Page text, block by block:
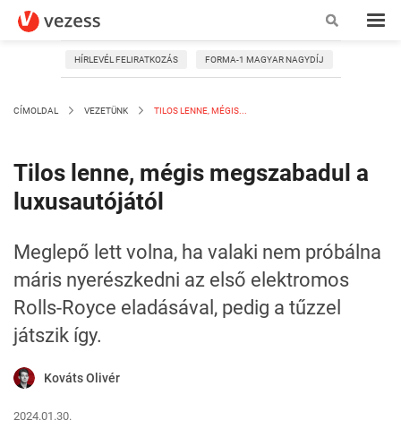
HÍRLEVÉL FELIRATKOZÁS FORMA-1 MAGYAR NAGYDÍJ
CÍMOLDAL VEZETÜNK TILOS LENNE, MÉGIS...
Tilos lenne, mégis megszabadul a
luxusautójától
Meglepő lett volna, ha valaki nem próbálna
máris nyerészkedni az első elektromos
Rolls-Royce eladásával, pedig a tűzzel
játszik így.
Kováts Olivér
2024.01.30.